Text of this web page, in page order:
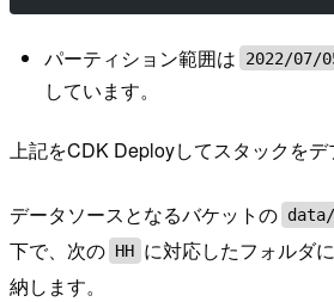
パーティション範囲は 2022/07/
しています。
上記をCDK Deployしてスタックをデ
データソースとなるバケットの
下で、次の HH に対応したフォルダ
納します。